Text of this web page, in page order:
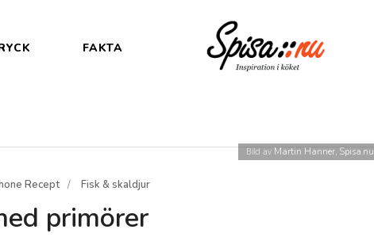
FAKTA
Bild av Martin Hanner, Spisa.nu
Recept Fisk & skaldjur
primörer